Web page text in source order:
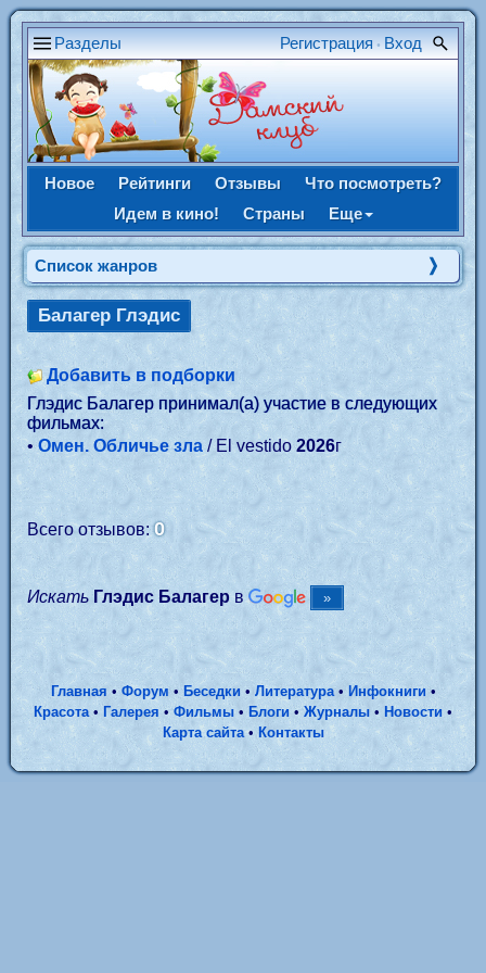
Разделы Регистрация • Вход
Новое Рейтинги Отзывы
Что посмотреть?
Идем в кино!
Страны Еще
Список жанров
Балагер Глэдис
Добавить в подборки
Глэдис Балагер принимал(а) участие в следующих
фильмах:
•Омен. Обличье зла / El vestido2026г
Всего отзывов:0
Искать Глэдис Балагерв
Главная • Форум• Беседки• Литература• Инфокниги•
Красота• Галерея • Фильмы • Блоги • Журналы • Новости •
Карта сайта• Контакты